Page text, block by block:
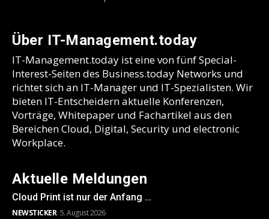
Über IT-Management.today
IT-Management.today ist eine von fünf Special-
Interest-Seiten des Business.today Networks und
richtet sich an IT-Manager und IT-Spezialisten. Wir
bieten IT-Entscheidern aktuelle Konferenzen,
Vorträge, Whitepaper und Fachartikel aus den
Bereichen Cloud, Digital, Security und electronic
Workplace.
Aktuelle Meldungen
Cloud Print ist nur der Anfang …
NEWSTICKER 5. August 2026